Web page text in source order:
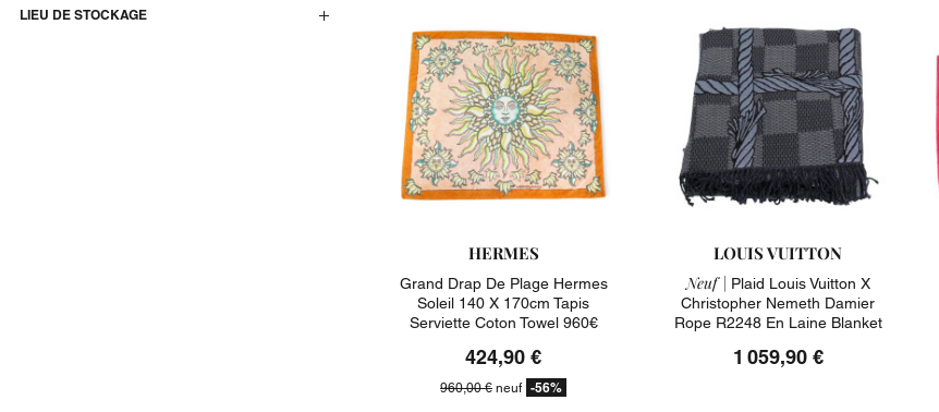
LIEU DE STOCKAGE
HERMES
Grand Drap De Plage Hermes
Soleil 140 X 170cm Tapis
Serviette Coton Towel 960€
424,90 €
960,00 € neuf -56%
LOUIS VUITTON
Neuf | Plaid Louis Vuitton X
Christopher Nemeth Damier
Rope R2248 En Laine Blanket
1 059,90 €